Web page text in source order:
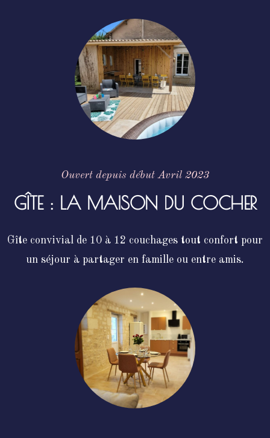
Ouvert depuis début Avril 2023
GÎTE : LA MAISON DU COCHER
Gîte convivial de 10 à 12 couchages tout confort pour
un séjour à partager en famille ou entre amis.